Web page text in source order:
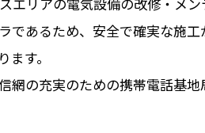
あるため、安全で確実な施工
す。
網の充実のための携帯電話基